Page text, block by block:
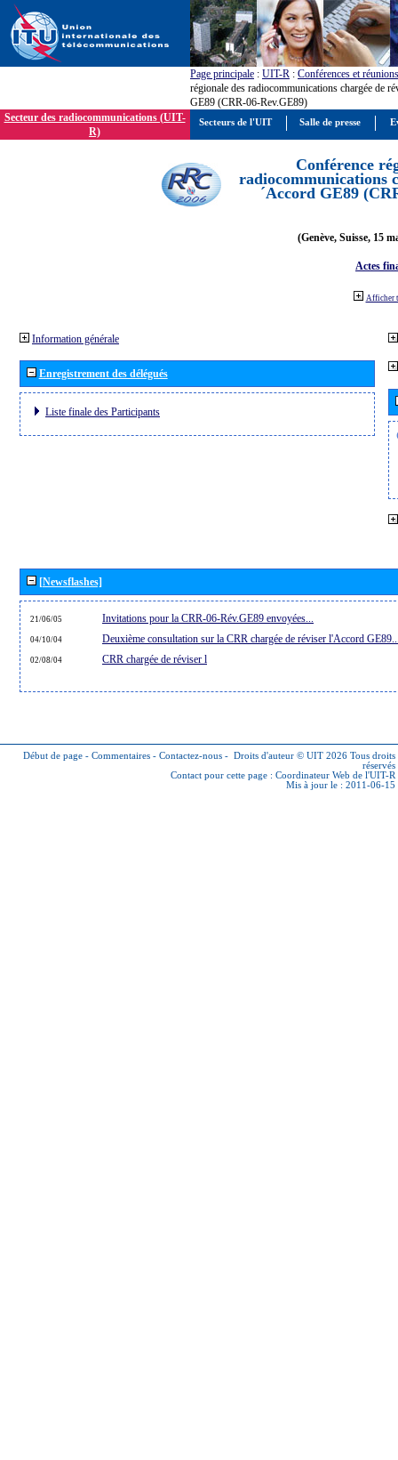
Page principale : UIT-R : Conférences et réunions
régionale des radiocommunications chargée de
GE89 (CRR-06-Rev.GE89)
Secteur des radiocommunications (UIT-
R)
Conférence
radiocommunications
´Accord GE89
(Genève, Suisse, 15
Actes
Afficher
Information générale
Enregistrement des délégués
Liste finale des Participants
[Newsflashes]
21/06/05 Invitations pour la CRR-06-Rév.GE89 envoyées...
04/10/04 Deuxième consultation sur la CRR chargée de réviser l'Accord
02/08/04 CRR chargée de réviser l
Début de page - Commentaires - Contactez-nous - Droits d'auteur © UIT 2026 Tous droits
réservés
Contact pour cette page : Coordinateur Web de l'UIT-R
Mis à jour le : 2011-06-15
Secteurs de l'UIT Salle de presse